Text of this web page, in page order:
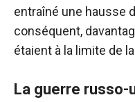
entraîné une hausse
conséquent,
étaient à la limite de
La guerre russo-